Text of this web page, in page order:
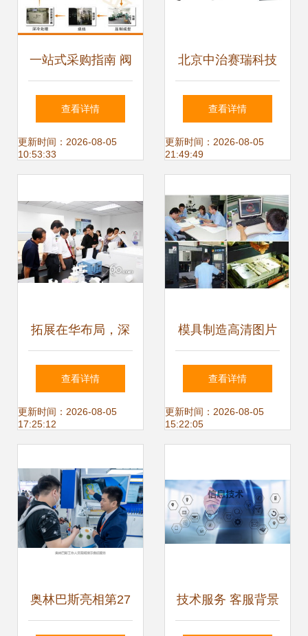
一站式采购指南 阀
座、内套、合金
套、轴套、防磨套
件
查看详情
更新时间：2026-08-05
10:53:33
北京中治赛瑞科技
以精密测控与专业
服务，赋能工业自
查看详情
更新时间：2026-08-05
21:49:49
拓展在华布局，深
耕中国市场 赛默飞
世尔科技中国技术
中心正式落成
查看详情
更新时间：2026-08-05
17:25:12
模具制造高清图片
中山市汉信现代设
计制造技术服务中
查看详情
更新时间：2026-08-05
15:22:05
奥林巴斯亮相第27 技术服务 客服背景